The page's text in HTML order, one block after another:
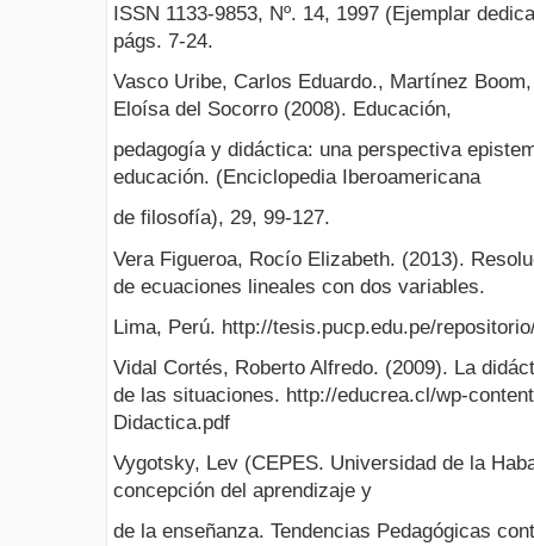
ISSN 1133-9853, Nº. 14, 1997 (Ejemplar
págs. 7-24.
Vasco Uribe, Carlos Eduardo., Martínez
Eloísa del Socorro (2008). Educación,
pedagogía y didáctica: una perspectiva
educación. (Enciclopedia Iberoamericana
de filosofía), 29, 99-127.
Vera Figueroa, Rocío Elizabeth. (2013).
de ecuaciones lineales con dos variables.
Lima, Perú. http://tesis.pucp.edu.pe/
Vidal Cortés, Roberto Alfredo. (2009). La
de las situaciones. http://educrea.cl/wp-
Didactica.pdf
Vygotsky, Lev (CEPES. Universidad de la
concepción del aprendizaje y
de la enseñanza. Tendencias Pedagógicas